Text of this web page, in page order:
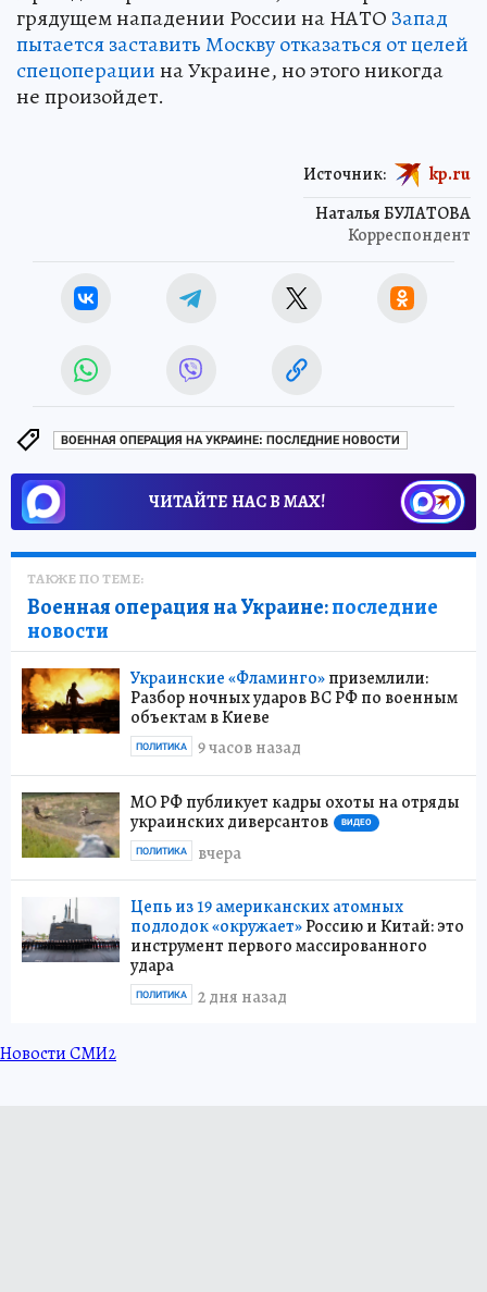
грядущем нападении России на НАТО Запад
пытается заставить Москву отказаться от целей
спецоперациина Украине, но этого никогда
не произойдет.
Наталья БУЛАТОВА
Корреспондент
Источник: kp.ru
ВОЕННАЯ ОПЕРАЦИЯ НА УКРАИНЕ: ПОСЛЕДНИЕ НОВОСТИ
ЧИТАЙТЕ НАС В МАХ!
ТАКЖЕ ПО ТЕМЕ:
Военная операция на Украине:последние
новости
Украинские «Фламинго»приземлили:
Разбор ночных ударов ВС РФ по военным
объектам в Киеве
9 часов назад
ПОЛИТИКА
МО РФ публикует кадры охоты на отряды
украинских диверсантов
ВИДЕО
вчера
ПОЛИТИКА
Цепь из 19 американских атомных
подлодок «окружает»Россию и Китай: это
инструмент первого массированного
удара
2 дня назад
ПОЛИТИКА
Новости СМИ2